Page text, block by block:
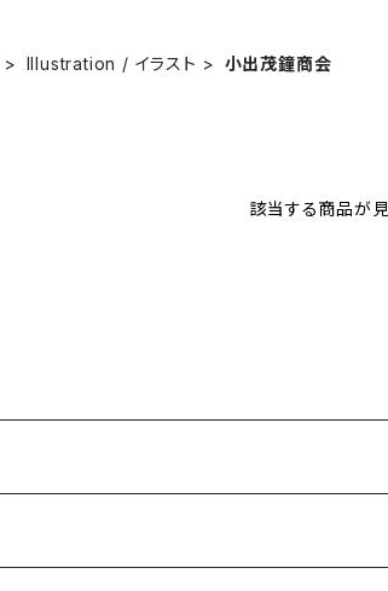
Illustration / イラスト 小出茂鐘商会
該当する商品が見